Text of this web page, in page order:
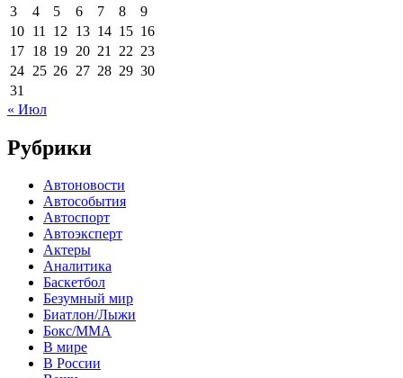
3
4 5 6 7 8
9
10 11 12 13 14 15 16
17 18 19 20 21 22 23
24 25 26 27 28 29 30
31
« Июл
Рубрики
Автоновости
Автособытия
Автоспорт
Автоэксперт
Актеры
Аналитика
Баскетбол
Безумный мир
Биатлон/Лыжи
Бокс/MMA
В мире
В России